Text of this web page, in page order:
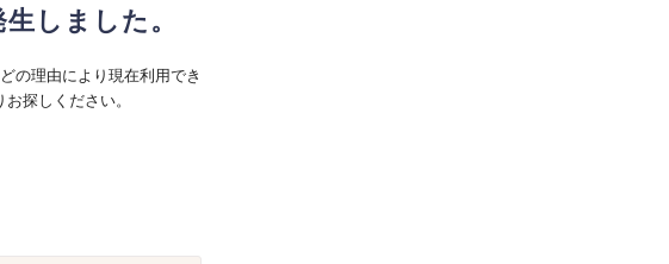
しました。
の理由により現在利用でき
探しください。